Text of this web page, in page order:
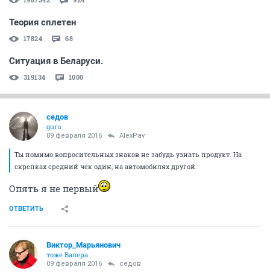
Теория сплетен
17824 68
Ситуация в Беларуси.
319134 1000
седов
guru
09 февраля 2016 AlexPav
Ты помимо вопросительных знаков не забудь узнать продукт. На
скрепках средний чек один, на автомобилях другой.
Опять я не первый
ОТВЕТИТЬ
Виктор_Марьянович
тоже Валера
09 февраля 2016 седов